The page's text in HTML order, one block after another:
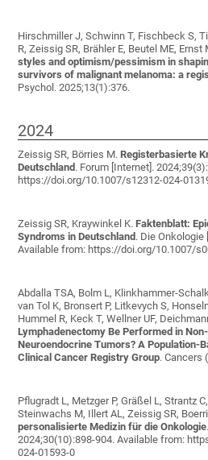
Hirschmiller J, Schwinn T, Fischbeck S,
R, Zeissig SR, Brähler E, Beutel ME, Ernst
styles and optimism/pessimism in
survivors of malignant melanoma: a
Psychol. 2025;13(1):376.
2024
Zeissig SR, Börries M.Registerbasierte
Deutschland . Forum [Internet].
https://doi.org/10.1007/s12312-024-
Zeissig SR, Kraywinkel K.Faktenblatt:
Syndroms in Deutschland . Die Onkologie
Available from: https://doi.org/10.1007/
Abdalla TSA, Bolm L, Klinkhammer-
van Tol K, Bronsert P, Litkevych S,
Hummel R, Keck T, Wellner UF,
Lymphadenectomy Be Performed in
Neuroendocrine Tumors? A Population-
Clinical Cancer Registry Group. Cancers
Pflugradt L, Metzger P, Gräßel L, Strantz
Steinwachs M, Illert AL, Zeissig SR,
personalisierte Medizin für die Onkologie
2024;30(10):898-904. Available from:
024-01593-0